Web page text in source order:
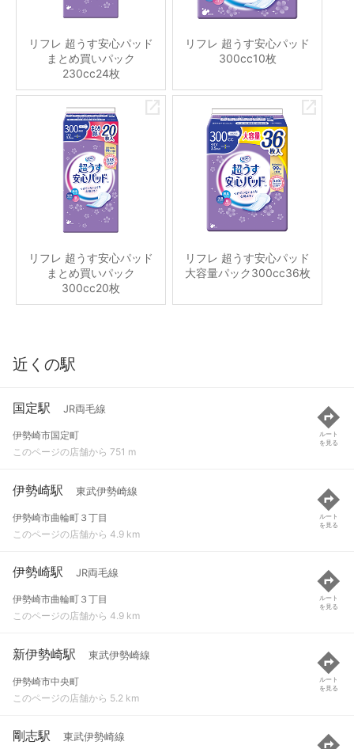
リフレ 超うす安心パッド
まとめ買いパック
230cc24枚
リフレ 超うす安心パッド
300cc10枚
リフレ 超うす安心パッド
まとめ買いパック
300cc20枚
リフレ 超うす安心パッド
大容量パック300cc36枚
近くの駅
国定駅 JR両毛線
伊勢崎市国定町
このページの店舗から 751 m
ルート
を見る
伊勢崎駅 東武伊勢崎線
伊勢崎市曲輪町３丁目
このページの店舗から 4.9 km
ルート
を見る
伊勢崎駅 JR両毛線
伊勢崎市曲輪町３丁目
このページの店舗から 4.9 km
ルート
を見る
新伊勢崎駅 東武伊勢崎線
伊勢崎市中央町
このページの店舗から 5.2 km
ルート
を見る
剛志駅 東武伊勢崎線